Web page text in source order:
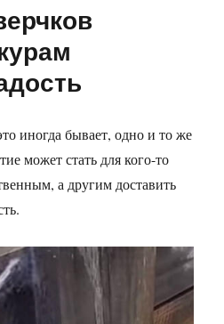
иногда бывает, одно и то же
может стать для кого-то
а другим доставить